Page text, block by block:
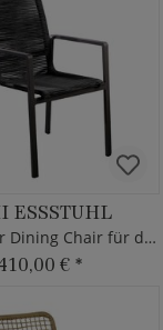
ESSSTUHL
Stapelbarer Dining Chair für draußen
€ *